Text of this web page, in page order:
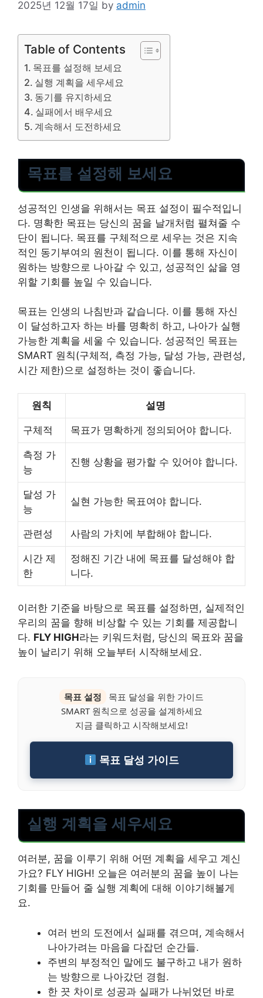
2025년 12월 17일 by admin
Table of Contents
목표를 설정해 보세요
실행 계획을 세우세요
동기를 유지하세요
실패에서 배우세요
계속해서 도전하세요
목표를 설정해 보세요
성공적인 인생을 위해서는 목표 설정이 필수적입니
다. 명확한 목표는 당신의 꿈을 날개처럼 펼쳐줄 수
단이 됩니다. 목표를 구체적으로 세우는 것은 지속
적인 동기부여의 원천이 됩니다. 이를 통해 자신이
원하는 방향으로 나아갈 수 있고, 성공적인 삶을 영
위할 기회를 높일 수 있습니다.
목표는 인생의 나침반과 같습니다. 이를 통해 자신
이 달성하고자 하는 바를 명확히 하고, 나아가 실행
가능한 계획을 세울 수 있습니다. 성공적인 목표는
SMART 원칙(구체적, 측정 가능, 달성 가능, 관련성,
시간 제한)으로 설정하는 것이 좋습니다.
원칙 설명
구체적 목표가 명확하게 정의되어야 합니다.
측정 가
능
진행 상황을 평가할 수 있어야 합니다.
달성 가
능
실현 가능한 목표여야 합니다.
관련성 사람의 가치에 부합해야 합니다.
시간 제
한
정해진 기간 내에 목표를 달성해야 합
니다.
이러한 기준을 바탕으로 목표를 설정하면, 실제적인
우리의 꿈을 향해 비상할 수 있는 기회를 제공합니
다. FLY HIGH라는 키워드처럼, 당신의 목표와 꿈을
높이 날리기 위해 오늘부터 시작해보세요.
목표 설정
목표 달성을 위한 가이드
SMART 원칙으로 성공을 설계하세요
지금 클릭하고 시작해보세요!
목표 달성 가이드
실행 계획을 세우세요
여러분, 꿈을 이루기 위해 어떤 계획을 세우고 계신
가요? FLY HIGH! 오늘은 여러분의 꿈을 높이 나는
기회를 만들어 줄 실행 계획에 대해 이야기해볼게
요.
여러 번의 도전에서 실패를 겪으며, 계속해서
나아가려는 마음을 다잡던 순간들.
주변의 부정적인 말에도 불구하고 내가 원하
는 방향으로 나아갔던 경험.
한 끗 차이로 성공과 실패가 나뉘었던 바로